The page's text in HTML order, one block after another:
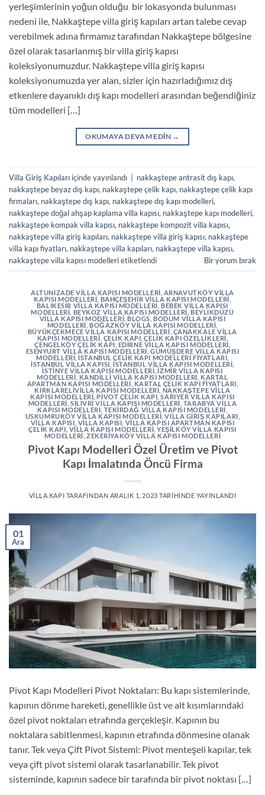
yerleşimlerinin yoğun olduğu bir lokasyonda bulunması
nedeni ile, Nakkaştepe villa giriş kapıları artan talebe cevap
verebilmek adına firmamız tarafından Nakkaştepe bölgesine
özel olarak tasarlanmış bir villa giriş kapısı
koleksiyonumuzdur. Nakkaştepe villa giriş kapısı
koleksiyonumuzda yer alan, sizler için hazırladığımız dış
etkenlere dayanıklı dış kapı modelleri arasından beğendiğiniz
tüm modelleri […]
OKUMAYA DEVAM EDIN →
Villa Giriş Kapıları içinde yayınlandı nakkaştepe antrasit dış kapı,
nakkaştepe beyaz dış kapı, nakkaştepe çelik kapı, nakkaştepe çelik kapı
firmaları, nakkaştepe dış kapı, nakkaştepe dış kapı modelleri,
nakkaştepe doğal ahşap kaplama villa kapısı, nakkaştepe kapı modelleri,
nakkaştepe kompak villa kapısı, nakkaştepe kompozit villa kapısı,
nakkaştepe villa giriş kapıları, nakkaştepe villa giriş kapısı, nakkaştepe
villa kapı fiyatları, nakkaştepe villa kapıları, nakkaştepe villa kapısı,
nakkaştepe villa kapısı modellerietiketlendi Bir yorum bırak
ALTUNIZADE VILLA KAPISI MODELLERI ARNAVUTKÖY VILLA
KAPISI MODELLERI BAHÇEŞEHIR VILLA KAPISI MODELLERI
BALIKESIR VILLA KAPISI MODELLERI BEBEK VILLA KAPISI
MODELLERI BEYKOZ VILLA KAPISI MODELLERI BEYLIKDÜZÜ
VILLA KAPISI MODELLERI ,BLOGS ,BODUM VILLA KAPISI
MODELLERI ,BOĞAZKÖY VILLA KAPISI MODELLERI
BÜYÜKÇEKMECE VILLA KAPISI MODELLERI ÇANAKKALE VILLA
KAPISI MODELLERI ÇELIK KAPI ,ÇELIK KAPI ÖZELLIKLERI
ÇENGELKÖY ÇELIK KAPI EDIRNE VILLA KAPISI MODELLERI
ESENYURT VILLA KAPISI MODELLERI ,GÜMÜŞDERE VILLA KAPISI
MODELLERI ,İSTANBUL ÇELIK KAPI MODELLERI FIYATLARI
İSTANBUL VILLA KAPISI İSTANBUL VILLA KAPISI MODELLERI
İSTINYE VILLA KAPISI MODELLERI ,İZMIR VILLA KAPISI
MODELLERI KANDILLI VILLA KAPISI MODELLERI KARTAL
APARTMAN KAPISI MODELLERI KARTAL ÇELIK KAPI FIYATLARI
KIRKLARELIVILLA KAPISI MODELLERI NAKKAŞTEPE VILLA
KAPISI MODELLERI PIVOT ÇELIK KAPI ,SARIYER VILLA KAPISI
MODELLERI SILIVRI VILLA KAPISI MODELLERI TARABYA VILLA
KAPISI MODELLERI TEKIRDAĞ VILLA KAPISI MODELLERI
USKUMRUKÖY VILLA KAPISI MODELLERI ,VILLA GIRIŞ KAPILARI
VILLA KAPISI VILLA KAPISI VILLA KAPISI APARTMAN KAPISI
ÇELIK KAPI VILLA KAPISI MODELLERI ,YEŞILKÖY VILLA KAPISI
MODELLERI ,ZEKERIYAKÖY VILLA KAPISI MODELLERI
Pivot Kapı Modelleri Özel Üretim ve Pivot
Kapı İmalatında Öncü Firma
VILLA KAPI TARAFINDAN ARALIK 1, 2023 TARIHINDE YAYINLANDI
01
Ara
Pivot Kapı Modelleri Pivot Noktaları: Bu kapı sistemlerinde,
kapının dönme hareketi, genellikle üst ve alt kısımlarındaki
özel pivot noktaları etrafında gerçekleşir. Kapının bu
noktalara sabitlenmesi, kapının etrafında dönmesine olanak
tanır. Tek veya Çift Pivot Sistemi: Pivot menteşeli kapılar, tek
veya çift pivot sistemi olarak tasarlanabilir. Tek pivot
sisteminde, kapının sadece bir tarafında bir pivot noktası […]